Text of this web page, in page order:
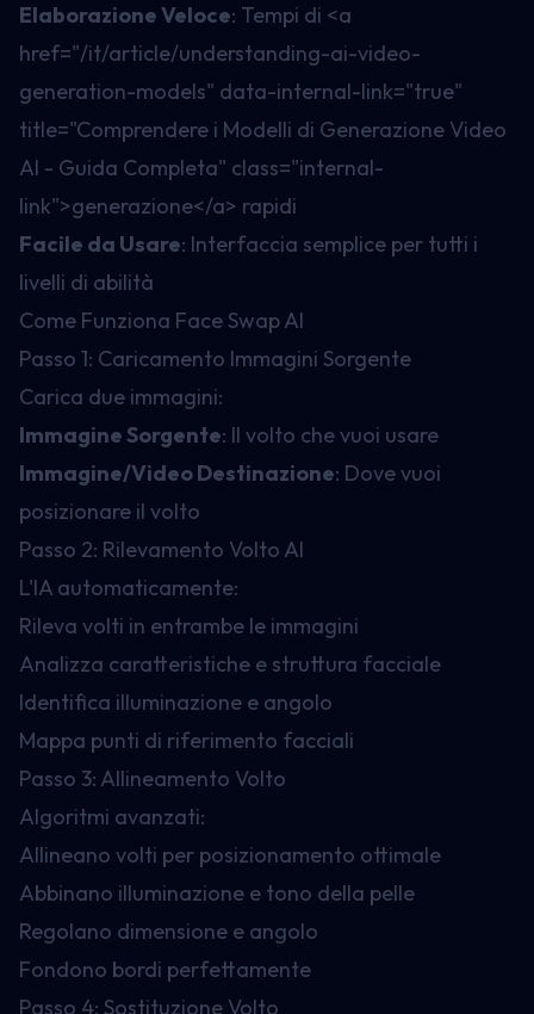
Elaborazione Veloce: Tempi di <a
href="/it/article/understanding-ai-video-
generation-models" data-internal-link="true"
title="Comprendere i Modelli di Generazione Video
AI - Guida Completa" class="internal-
link">generazione</a> rapidi
Facile da Usare: Interfaccia semplice per tutti i
livelli di abilità
Come Funziona Face Swap AI
Passo 1: Caricamento Immagini Sorgente
Carica due immagini:
Immagine Sorgente: Il volto che vuoi usare
Immagine/Video Destinazione: Dove vuoi
posizionare il volto
Passo 2: Rilevamento Volto AI
L'IA automaticamente:
Rileva volti in entrambe le immagini
Analizza caratteristiche e struttura facciale
Identifica illuminazione e angolo
Mappa punti di riferimento facciali
Passo 3: Allineamento Volto
Algoritmi avanzati:
Allineano volti per posizionamento ottimale
Abbinano illuminazione e tono della pelle
Regolano dimensione e angolo
Fondono bordi perfettamente
Passo 4: Sostituzione Volto